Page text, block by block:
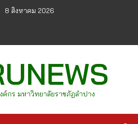
8 สิงหาคม 2026
ค์กร มหาวิทยาลัยราชภัฏลำปาง